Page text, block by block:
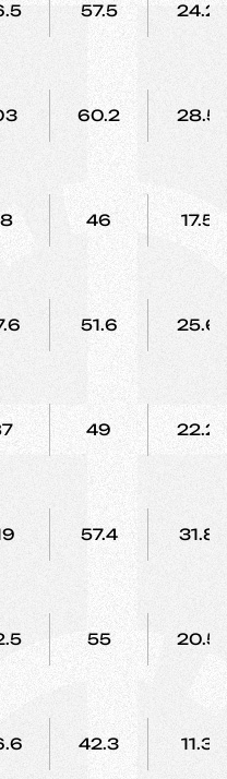
57.5 24.2
60.2 28.5
46 17.5
51.6 25.6
49 22.2
57.4 31.8
55 20.5
42.3 11.3